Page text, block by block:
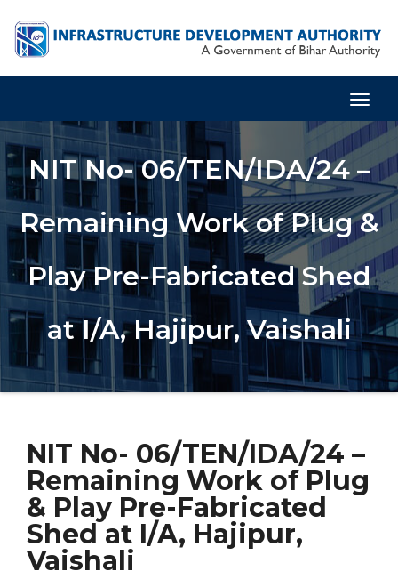
NIT No- 06/TEN/IDA/24 –
Remaining Work of Plug &
Play Pre-Fabricated Shed
at I/A, Hajipur, Vaishali
NIT No- 06/TEN/IDA/24 –
Remaining Work of Plug
& Play Pre-Fabricated
Shed at I/A, Hajipur,
Vaishali